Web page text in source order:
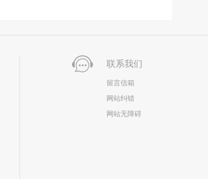
联系我们
留言信箱
网站纠错
网站无障碍